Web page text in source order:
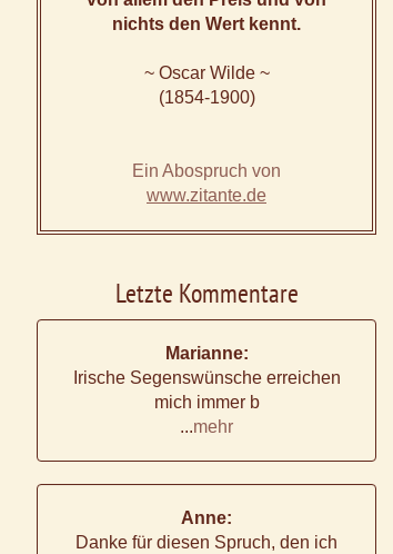
nichts den Wert kennt.
~ Oscar Wilde ~
(1854-1900)
Ein Abospruch von
www.zitante.de
Letzte Kommentare
Marianne:
Irische Segenswünsche erreichen
mich immer b
...mehr
Anne:
Danke für diesen Spruch, den ich